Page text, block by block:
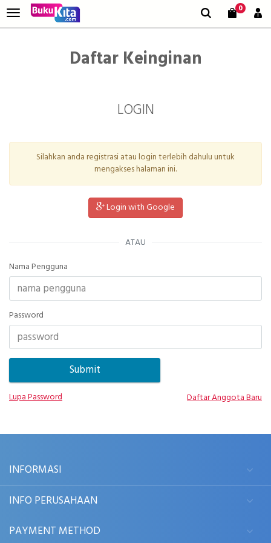
0
Daftar Keinginan
LOGIN
Silahkan anda registrasi atau login terlebih dahulu untuk
mengakses halaman ini.
Login with Google
ATAU
Nama Pengguna
Password
Lupa Password Daftar Anggota Baru
INFORMASI
INFO PERUSAHAAN
PAYMENT METHOD